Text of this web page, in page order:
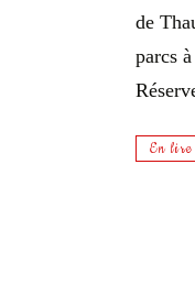
de
parcs
En